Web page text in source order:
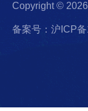
Copyright ©
备案号：沪ICP